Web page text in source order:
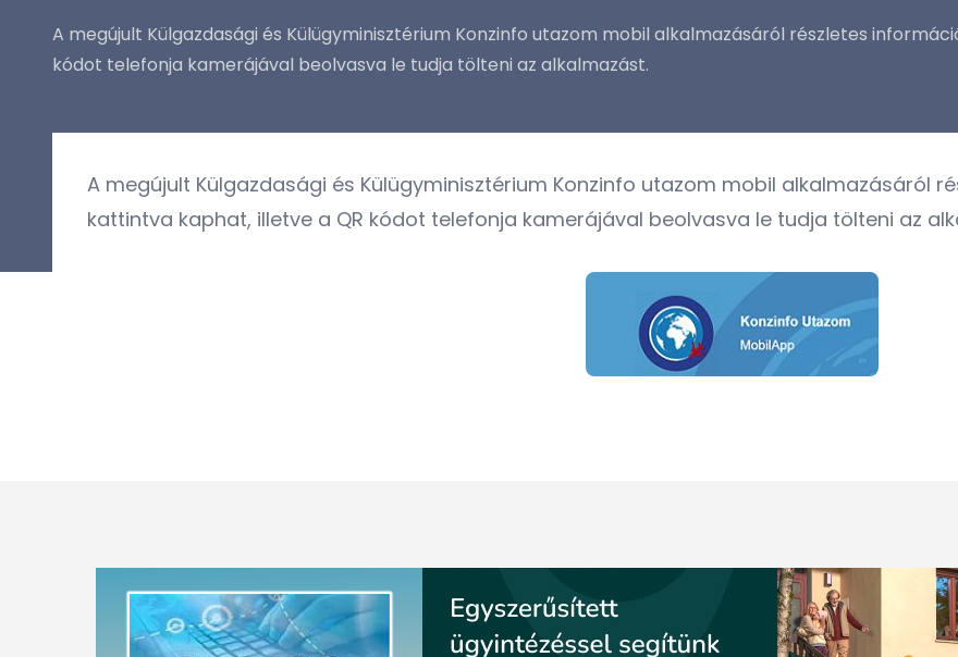
A megújult Külgazdasági és Külügyminisztérium Konzinfo utazom mobil alkalmazásáról részletes
kódot telefonja kamerájával beolvasva le tudja tölteni az alkalmazást.
A megújult Külgazdasági és Külügyminisztérium Konzinfo utazom mobil alkalmazásáról
kattintva kaphat, illetve a QR kódot telefonja kamerájával beolvasva le tudja tölteni az